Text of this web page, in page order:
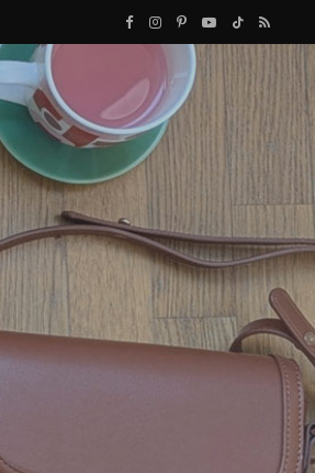
F
c
o
k
I
s
g
a
P
r
Y
b
e
T
k
R